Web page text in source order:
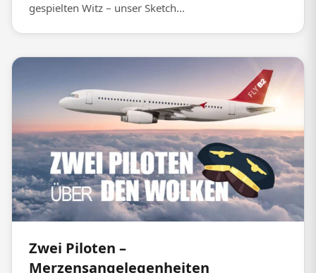
gespielten Witz – unser Sketch...
Zwei Piloten –
Merzensangelegenheiten